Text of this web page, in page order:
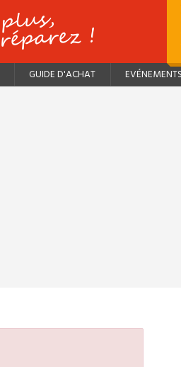
GUIDE D'ACHAT EVÉNEMENTS